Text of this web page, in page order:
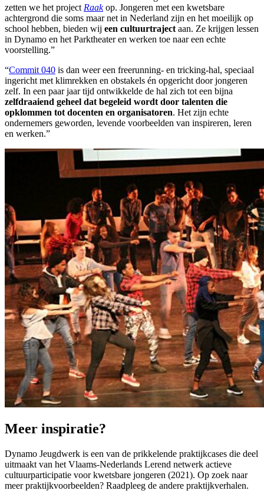
zetten we het project Raakop. Jongeren met een kwetsbare
achtergrond die soms maar net in Nederland zijn en het moeilijk op
school hebben, bieden wij een cultuurtraject aan. Ze krijgen lessen
in Dynamo en het Parktheater en werken toe naar een echte
voorstelling.”
“Commit 040 is dan weer een freerunning- en tricking-hal, speciaal
ingericht met klimrekken en obstakels én opgericht door jongeren
zelf. In een paar jaar tijd ontwikkelde de hal zich tot een bijna
zelfdraaiend geheel dat begeleid wordt door talenten die
opklommen tot docenten en organisatoren. Het zijn echte
ondernemers geworden, levende voorbeelden van inspireren, leren
en werken.”
Meer inspiratie?
Dynamo Jeugdwerk is een van de prikkelende praktijkcases die deel
uitmaakt van het Vlaams-Nederlands Lerend netwerk actieve
cultuurparticipatie voor kwetsbare jongeren (2021). Op zoek naar
meer praktijkvoorbeelden? Raadpleeg de andere praktijkverhalen.